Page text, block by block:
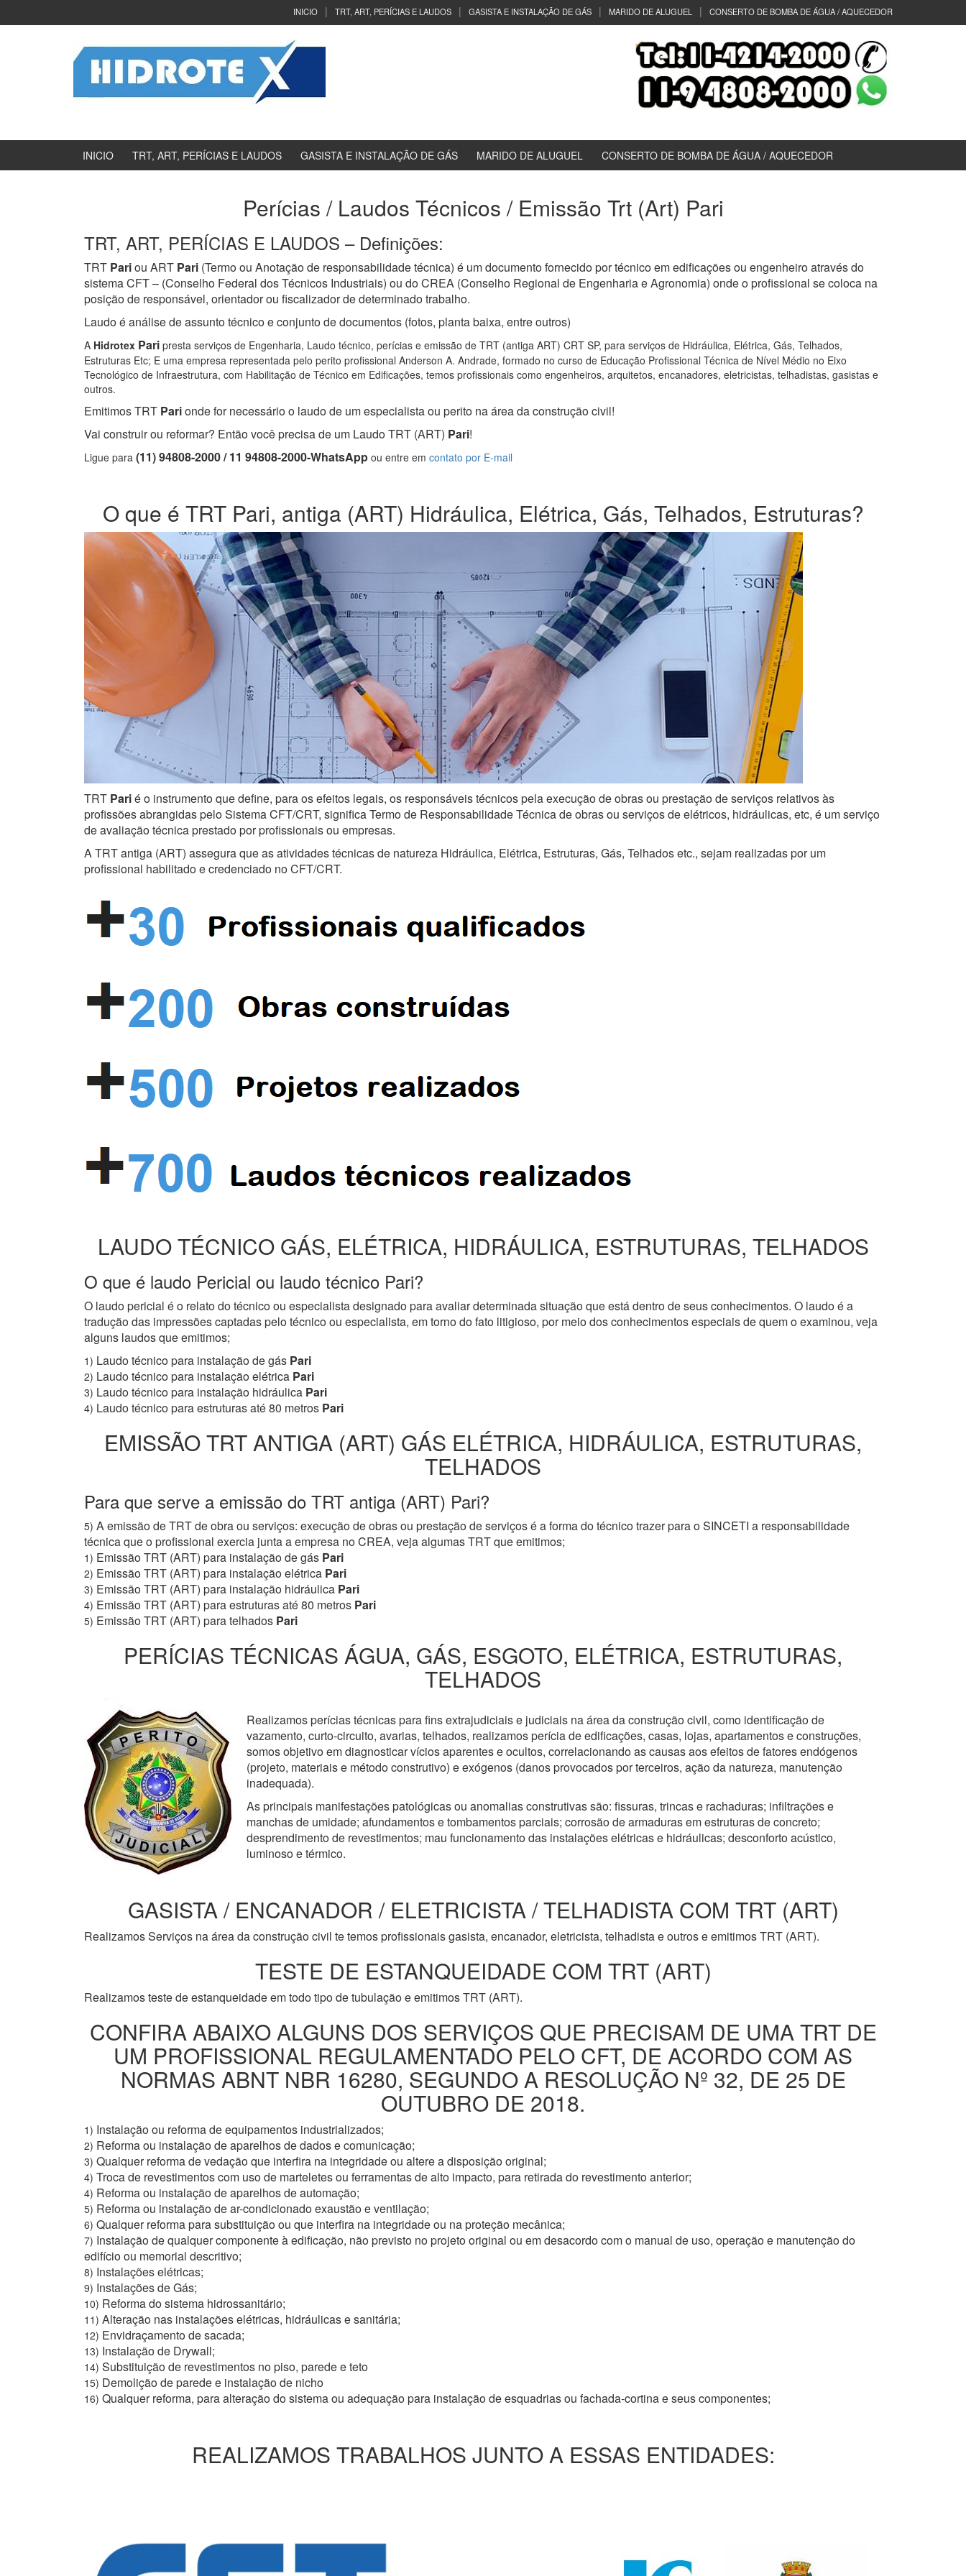
INICIO TRT, ART, PERÍCIAS E LAUDOS GASISTA E INSTALAÇÃO DE GÁS MARIDO DE ALUGUEL CONSERTO DE BOMBA DE ÁGUA / AQUECEDOR
INICIO TRT, ART, PERÍCIAS E LAUDOS GASISTA E INSTALAÇÃO DE GÁS MARIDO DE ALUGUEL CONSERTO DE BOMBA DE ÁGUA / AQUECEDOR
Perícias / Laudos Técnicos / Emissão Trt (Art) Pari
TRT, ART, PERÍCIAS E LAUDOS – Definições:
TRT Pariou ART Pari (Termo ou Anotação de responsabilidade técnica) é um documento fornecido por técnico em edificações ou engenheiro através do
sistema CFT – (Conselho Federal dos Técnicos Industriais) ou do CREA (Conselho Regional de Engenharia e Agronomia) onde o profissional se coloca na
posição de responsável, orientador ou fiscalizador de determinado trabalho.
Laudo é análise de assunto técnico e conjunto de documentos (fotos, planta baixa, entre outros)
A Hidrotex Pari presta serviços de Engenharia, Laudo técnico, perícias e emissão de TRT (antiga ART) CRT SP, para serviços de Hidráulica, Elétrica, Gás, Telhados,
Estruturas Etc; E uma empresa representada pelo perito profissional Anderson A. Andrade, formado no curso de Educação Profissional Técnica de Nível Médio no Eixo
Tecnológico de Infraestrutura, com Habilitação de Técnico em Edificações, temos profissionais como engenheiros, arquitetos, encanadores, eletricistas, telhadistas, gasistas e
outros.
Emitimos TRT Parionde for necessário o laudo de um especialista ou perito na área da construção civil!
Vai construir ou reformar? Então você precisa de um Laudo TRT (ART) Pari!
Ligue para (11) 94808-2000 / 11 94808-2000-WhatsApp ou entre em contato por E-mail
O que é TRT Pari, antiga (ART) Hidráulica, Elétrica, Gás, Telhados, Estruturas?
TRT Parié o instrumento que define, para os efeitos legais, os responsáveis técnicos pela execução de obras ou prestação de serviços relativos às
profissões abrangidas pelo Sistema CFT/CRT, significa Termo de Responsabilidade Técnica de obras ou serviços de elétricos, hidráulicas, etc, é um serviço
de avaliação técnica prestado por profissionais ou empresas.
A TRT antiga (ART) assegura que as atividades técnicas de natureza Hidráulica, Elétrica, Estruturas, Gás, Telhados etc., sejam realizadas por um
profissional habilitado e credenciado no CFT/CRT.
LAUDO TÉCNICO GÁS, ELÉTRICA, HIDRÁULICA, ESTRUTURAS, TELHADOS
O que é laudo Pericial ou laudo técnico Pari?
O laudo pericial é o relato do técnico ou especialista designado para avaliar determinada situação que está dentro de seus conhecimentos. O laudo é a
tradução das impressões captadas pelo técnico ou especialista, em torno do fato litigioso, por meio dos conhecimentos especiais de quem o examinou, veja
alguns laudos que emitimos;
1) Laudo técnico para instalação de gás Pari
2) Laudo técnico para instalação elétrica Pari
3) Laudo técnico para instalação hidráulica Pari
4) Laudo técnico para estruturas até 80 metros Pari
EMISSÃO TRT ANTIGA (ART) GÁS ELÉTRICA, HIDRÁULICA, ESTRUTURAS,
TELHADOS
Para que serve a emissão do TRT antiga (ART) Pari?
5) A emissão de TRT de obra ou serviços: execução de obras ou prestação de serviços é a forma do técnico trazer para o SINCETI a responsabilidade
técnica que o profissional exercia junta a empresa no CREA, veja algumas TRT que emitimos;
1) Emissão TRT (ART) para instalação de gás Pari
2) Emissão TRT (ART) para instalação elétrica Pari
3) Emissão TRT (ART) para instalação hidráulica Pari
4) Emissão TRT (ART) para estruturas até 80 metros Pari
5) Emissão TRT (ART) para telhados Pari
PERÍCIAS TÉCNICAS ÁGUA, GÁS, ESGOTO, ELÉTRICA, ESTRUTURAS,
TELHADOS
Realizamos perícias técnicas para fins extrajudiciais e judiciais na área da construção civil, como identificação de
vazamento, curto-circuito, avarias, telhados, realizamos perícia de edificações, casas, lojas, apartamentos e construções,
somos objetivo em diagnosticar vícios aparentes e ocultos, correlacionando as causas aos efeitos de fatores endógenos
(projeto, materiais e método construtivo) e exógenos (danos provocados por terceiros, ação da natureza, manutenção
inadequada).
As principais manifestações patológicas ou anomalias construtivas são: fissuras, trincas e rachaduras; infiltrações e
manchas de umidade; afundamentos e tombamentos parciais; corrosão de armaduras em estruturas de concreto;
desprendimento de revestimentos; mau funcionamento das instalações elétricas e hidráulicas; desconforto acústico,
luminoso e térmico.
GASISTA / ENCANADOR / ELETRICISTA / TELHADISTA COM TRT (ART)
Realizamos Serviços na área da construção civil te temos profissionais gasista, encanador, eletricista, telhadista e outros e emitimos TRT (ART).
TESTE DE ESTANQUEIDADE COM TRT (ART)
Realizamos teste de estanqueidade em todo tipo de tubulação e emitimos TRT (ART).
CONFIRA ABAIXO ALGUNS DOS SERVIÇOS QUE PRECISAM DE UMA TRT DE
UM PROFISSIONAL REGULAMENTADO PELO CFT, DE ACORDO COM AS
NORMAS ABNT NBR 16280, SEGUNDO A RESOLUÇÃO Nº 32, DE 25 DE
OUTUBRO DE 2018.
1) Instalação ou reforma de equipamentos industrializados;
2) Reforma ou instalação de aparelhos de dados e comunicação;
3) Qualquer reforma de vedação que interfira na integridade ou altere a disposição original;
4) Troca de revestimentos com uso de marteletes ou ferramentas de alto impacto, para retirada do revestimento anterior;
4) Reforma ou instalação de aparelhos de automação;
5) Reforma ou instalação de ar-condicionado exaustão e ventilação;
6) Qualquer reforma para substituição ou que interfira na integridade ou na proteção mecânica;
7) Instalação de qualquer componente à edificação, não previsto no projeto original ou em desacordo com o manual de uso, operação e manutenção do
edifício ou memorial descritivo;
8) Instalações elétricas;
9) Instalações de Gás;
10) Reforma do sistema hidrossanitário;
11) Alteração nas instalações elétricas, hidráulicas e sanitária;
12) Envidraçamento de sacada;
13) Instalação de Drywall;
14) Substituição de revestimentos no piso, parede e teto
15) Demolição de parede e instalação de nicho
16) Qualquer reforma, para alteração do sistema ou adequação para instalação de esquadrias ou fachada-cortina e seus componentes;
REALIZAMOS TRABALHOS JUNTO A ESSAS ENTIDADES: